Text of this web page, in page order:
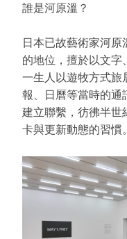
誰是河原溫？
日本已故藝術家河
的地位，擅於以文字
一生人以遊牧方式旅
報、日曆等當時的通
建立聯繫，彷彿半世
卡與更新動態的習慣。